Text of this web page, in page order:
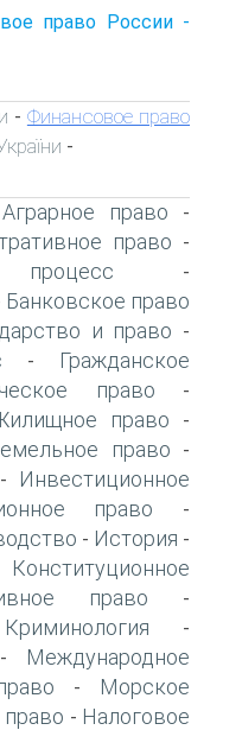
право России -
- Финансовое право
-
Аграрное право -
право -
процесс -
Банковское право
и право -
-
Гражданское
право -
право -
право -
Инвестиционное
право -
- История -
Конституционное
право -
Криминология -
Международное
-
Морское
- Налоговое